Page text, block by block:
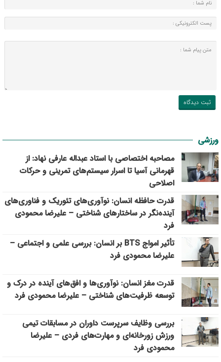
ورزشی
مصاحبه اختصاصی با استاد عبداله عارفی نهاد: از
قهرمانی آسیا تا اسرار سیستم‌های تمرینی و حرکات
اصلاحی
قدرت حافظه انسان: نوآوری‌های تئوریک و فناوری‌های
آینده‌نگر در ساختارهای شناختی – علیرضا محمودی
فرد
تأثیر امواج BTS بر انسان: بررسی علمی و اجتماعی –
علیرضا محمودی فرد
قدرت مغز انسان: نوآوری‌ها و افق‌های آینده در درک و
توسعه ظرفیت‌های شناختی – علیرضا محمودی فرد
بررسی وظايف سرپرست داوران در مسابقات تیمي
ورزش زورخانه‌ای و مهارت‌های فردی – علیرضا
محمودی فرد